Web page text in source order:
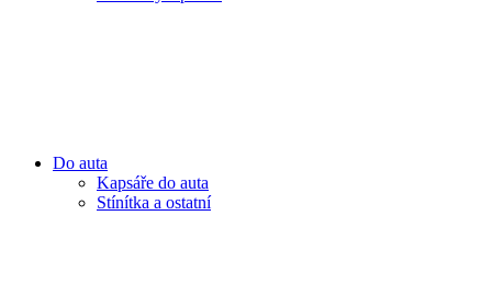
Do auta
Kapsáře do auta
Stínítka a ostatní